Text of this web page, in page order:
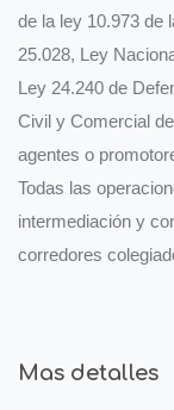
de la ley 10.973 de
25.028, Ley
Ley 24.240 de
Civil y Comercial
agentes o
Todas las
intermediación y
corredores
Mas detalles